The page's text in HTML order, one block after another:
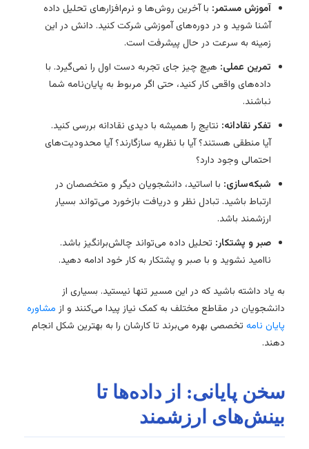
آموزش مستمر: با آخرین روش‌ها و نرم‌افزارهای تحلیل داده
آشنا شوید و در دوره‌های آموزشی شرکت کنید. دانش در این
زمینه به سرعت در حال پیشرفت است.
تمرین عملی: هیچ چیز جای تجربه دست اول را نمی‌گیرد. با
داده‌های واقعی کار کنید، حتی اگر مربوط به پایان‌نامه شما
نباشند.
تفکر نقادانه: نتایج را همیشه با دیدی نقادانه بررسی کنید.
آیا منطقی هستند؟ آیا با نظریه سازگارند؟ آیا محدودیت‌های
احتمالی وجود دارد؟
شبکه‌سازی: با اساتید، دانشجویان دیگر و متخصصان در
ارتباط باشید. تبادل نظر و دریافت بازخورد می‌تواند بسیار
ارزشمند باشد.
صبر و پشتکار: تحلیل داده می‌تواند چالش‌برانگیز باشد.
ناامید نشوید و با صبر و پشتکار به کار خود ادامه دهید.
به یاد داشته باشید که در این مسیر تنها نیستید. بسیاری از
دانشجویان در مقاطع مختلف به کمک نیاز پیدا می‌کنند و از مشاوره
پایان نامه تخصصی بهره می‌برند تا کارشان را به بهترین شکل انجام
دهند.
سخن پایانی: از داده‌ها تا
بینش‌های ارزشمند